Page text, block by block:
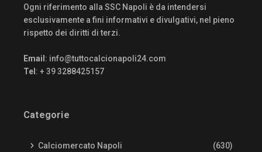
Ogni riferimento alla SSC Napoli è da intendersi
esclusivamente a fini informativi e divulgativi, nel pieno
rispetto dei diritti di terzi.
Email : info@tuttocalcionapoli24.com
Tel : + 39 3288425157
Categorie
Calciomercato Napoli (630)